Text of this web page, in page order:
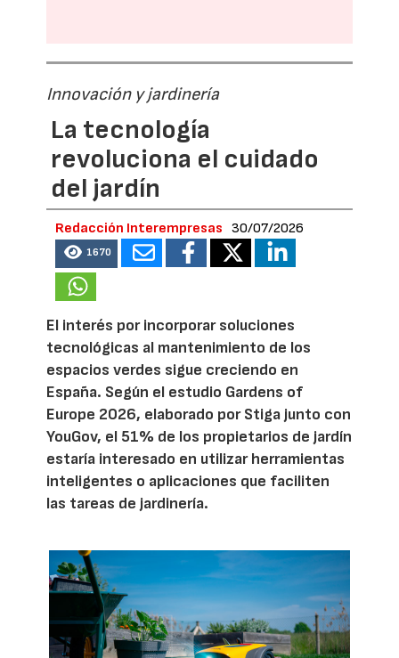
Innovación y jardinería
La tecnología
revoluciona el cuidado
del jardín
Redacción Interempresas 30/07/2026
1670
El interés por incorporar soluciones
tecnológicas al mantenimiento de los
espacios verdes sigue creciendo en
España. Según el estudio Gardens of
Europe 2026, elaborado por Stiga junto con
YouGov, el 51% de los propietarios de jardín
estaría interesado en utilizar herramientas
inteligentes o aplicaciones que faciliten
las tareas de jardinería.